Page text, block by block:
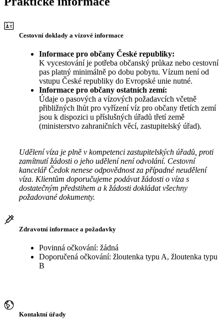
Cestovní doklady a vízové informace
Informace pro občany České republiky:
K vycestování je potřeba občanský průkaz nebo cestovní
pas platný minimálně po dobu pobytu. Vízum není od
vstupu České republiky do Evropské unie nutné.
Informace pro občany ostatních zemí:
Údaje o pasových a vízových požadavcích včetně
přibližných lhůt pro vyřízení víz pro občany třetích zemí
jsou k dispozici u příslušných úřadů třetí země
(ministerstvo zahraničních věcí, zastupitelský úřad).
Udělení víza je plně v kompetenci zastupitelských úřadů, proti
zamítnutí žádosti o jeho udělení není odvolání. Cestovní
kancelář Čedok nenese odpovědnost za případné neudělení
víza. Klientům doporučujeme podávat žádosti o víza s
dostatečným předstihem a k žádosti dokládat všechny
požadované dokumenty.
Zdravotní informace a požadavky
Povinná očkování: žádná
Doporučená očkování: žloutenka typu A, žloutenka typu
B
Kontaktní úřady